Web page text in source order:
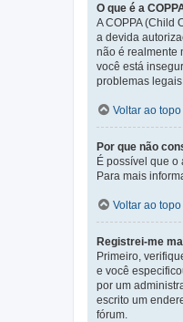
O que é a
A COPPA (Child
a devida
não é realmente
você está
problemas
Voltar ao topo
Por que não
É possível que o
Para mais
Voltar ao topo
Registrei-me
Primeiro,
e você
por um
escrito um
fórum.